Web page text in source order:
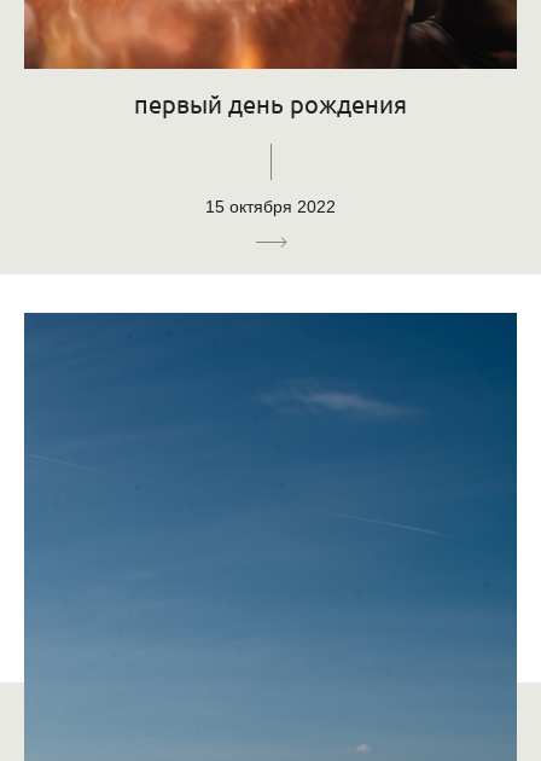
первый день рождения
15 октября 2022